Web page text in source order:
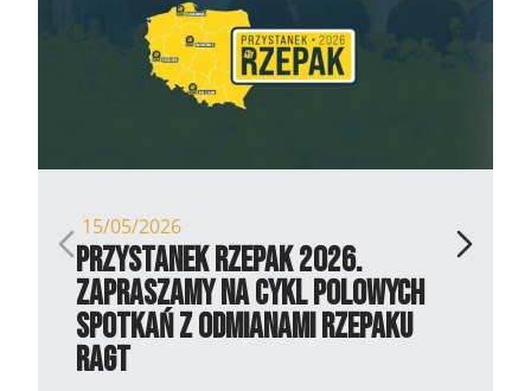
15/05/2026
Przystanek Rzepak 2026.
Zapraszamy na cykl polowych
spotkań z odmianami rzepaku
RAGT